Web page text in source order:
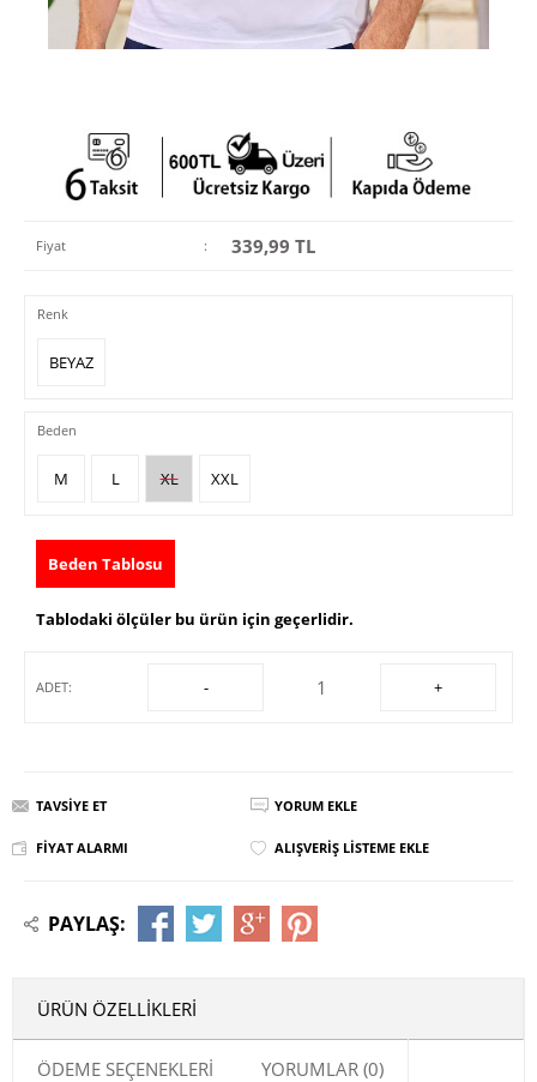
Fiyat : 339,99 TL
Renk
BEYAZ
Beden
M L XL XXL
Beden Tablosu
Tablodaki ölçüler bu ürün için geçerlidir.
ADET: - +
TAVSIYE ET YORUM EKLE
FIYAT ALARMI ALIŞVERIŞ LISTEME EKLE
PAYLAŞ:
ÜRÜN ÖZELLIKLERI
ÖDEME SEÇENEKLERI YORUMLAR (0)